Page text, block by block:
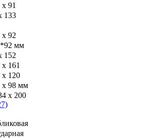
91
133
x 92
мм
152
161
120
x 98 мм
x 200